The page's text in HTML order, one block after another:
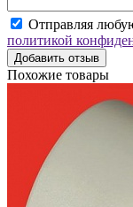
Отправляя
политикой
Добавить отзыв
Похожие товары